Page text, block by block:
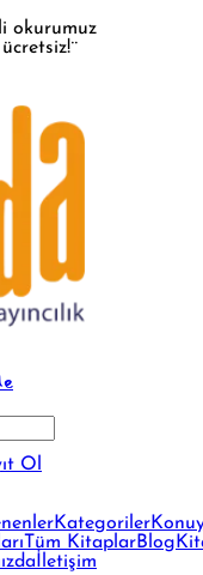
okurumuz
Ol
Kategoriler
Tüm KitaplarBlog
İletişim